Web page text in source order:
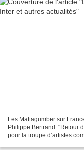
Les Mattagumber sur
Philippe Bertrand: "Retour
pour la troupe d’artistes